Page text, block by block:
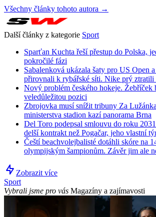
Všechny články tohoto autora →
Další články z kategorie Sport
Sparťan Kuchta řeší přestup do Polska,
pokročilé fázi
Sabalenková ukázala šaty pro US Open
přirovnali k rybářské síti. Nike prý ztratili
Nový problém českého hokeje. Žebříček
veledůležitou pozici
Zbrojovka musí snížit tribuny Za
ministerstva stadion kazí panorama Brna
Del Toro podepsal smlouvu do roku
delší kontrakt než Pogačar, jeho vlastní
Čeští beachvolejbalisté dotáhli skóre na
olympijským šampionům. Závěr jim ale
Zobrazit více
Sport
Vybrali jsme pro vás Magazíny a zajímavosti